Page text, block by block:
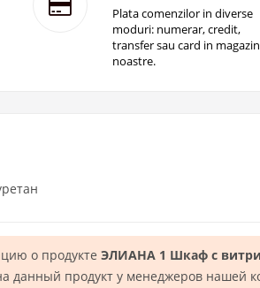
Plata comenzilor in diverse
moduri: numerar, credit,
transfer sau card in
noastre.
о продукте ЭЛИАНА 1 Шкаф с
данный продукт у менеджеров нашей